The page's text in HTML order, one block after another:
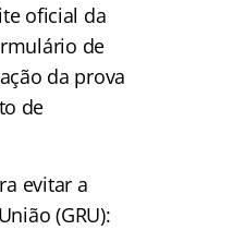
oficial da
de
da prova
de
evitar a
(GRU):